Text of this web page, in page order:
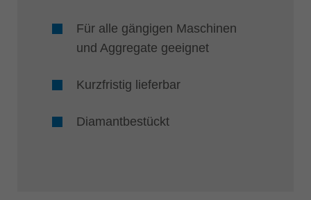
Für alle gängigen Maschinen
und Aggregate geeignet
Kurzfristig lieferbar
Diamantbestückt